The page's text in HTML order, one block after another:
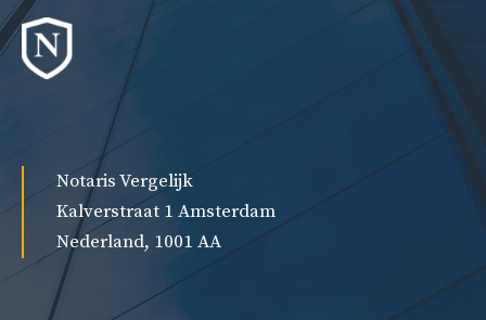
Notaris Vergelijk
Kalverstraat 1 Amsterdam
Nederland, 1001 AA